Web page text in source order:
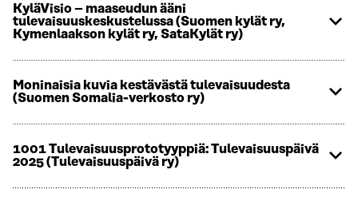
KyläVisio – maaseudun ääni
tulevaisuuskeskustelussa (Suomen kylät ry,
Kymenlaakson kylät ry, SataKylät ry)
Moninaisia kuvia kestävästä tulevaisuudesta
(Suomen Somalia-verkosto ry)
1001 Tulevaisuusprototyyppiä: Tulevaisuuspäivä
2025 (Tulevaisuuspäivä ry)